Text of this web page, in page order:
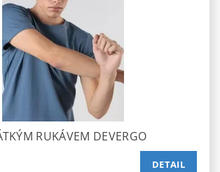
RUKÁVEM DEVERGO
DETAIL